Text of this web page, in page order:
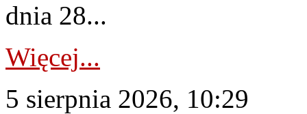
dnia 28...
Więcej...
5 sierpnia 2026, 10:29